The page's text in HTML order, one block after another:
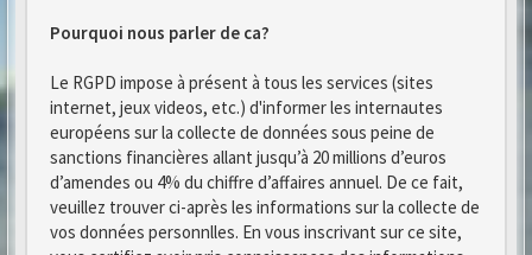
Pourquoi nous parler de ca?
Le RGPD impose à présent à tous les services (sites
internet, jeux videos, etc.) d'informer les internautes
européens sur la collecte de données sous peine de
sanctions financières allant jusqu’à 20 millions d’euros
d’amendes ou 4% du chiffre d’affaires annuel. De ce fait,
veuillez trouver ci-après les informations sur la collecte de
vos données personnlles. En vous inscrivant sur ce site,